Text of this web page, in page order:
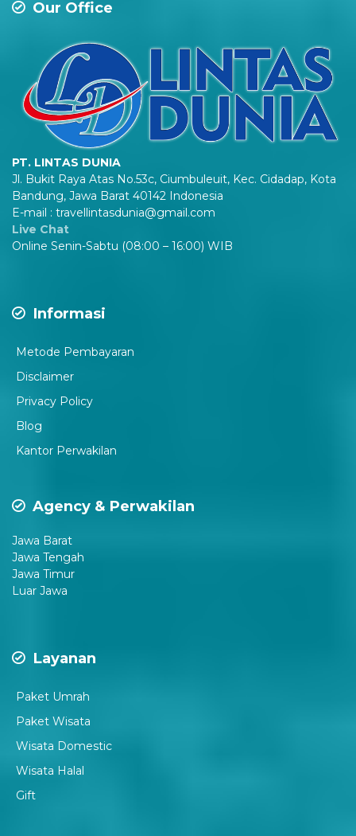
Our Office
PT. LINTAS DUNIA
Jl. Bukit Raya Atas No.53c, Ciumbuleuit, Kec. Cidadap, Kota
Bandung, Jawa Barat 40142 Indonesia
E-mail : travellintasdunia@gmail.com
Live Chat
Online Senin-Sabtu (08:00 – 16:00) WIB
Informasi
Metode Pembayaran
Disclaimer
Privacy Policy
Blog
Kantor Perwakilan
Agency & Perwakilan
Jawa Barat
Jawa Tengah
Jawa Timur
Luar Jawa
Layanan
Paket Umrah
Paket Wisata
Wisata Domestic
Wisata Halal
Gift